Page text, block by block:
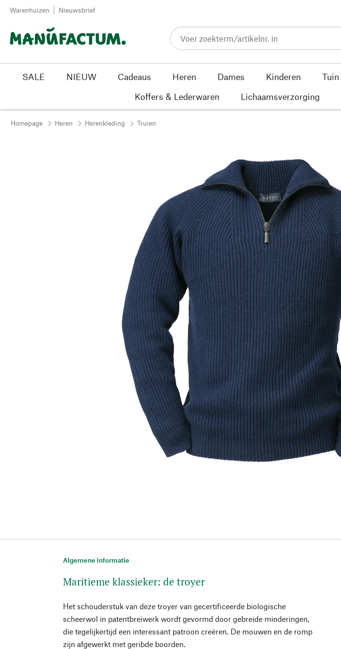
Passer au contenu
Warenhuizen Nieuwsbrief
SALE NIEUW Cadeaus Heren Dames Kinderen Tuin
Koffers & Lederwaren
Lichaamsverzorging
Homepage Heren Herenkleding Truien
Algemene informatie
Maritieme klassieker: de troyer
Het schouderstuk van deze troyer van gecertificeerde biologische
scheerwol in patentbreiwerk wordt gevormd door gebreide minderingen,
die tegelijkertijd een interessant patroon creëren. De mouwen en de romp
zijn afgewerkt met geribde boorden.